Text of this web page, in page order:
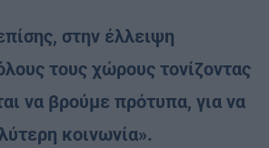
στην έλλειψη
τους χώρους τονίζοντας
να βρούμε πρότυπα, για να
κοινωνία».